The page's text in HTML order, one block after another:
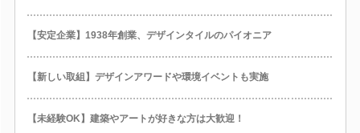
【安定企業】1938年創業、デザインタイルのパイオニア
【新しい取組】デザインアワードや環境イベントも実施
【未経験OK】建築やアートが好きな方は大歓迎！